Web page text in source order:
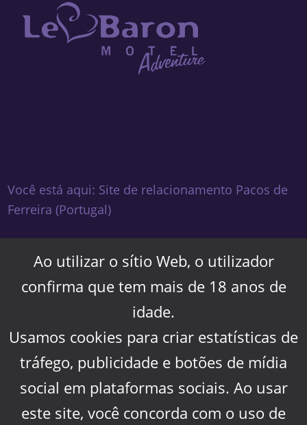
Ao utilizar o sítio Web, o utilizador
confirma que tem mais de 18 anos de
idade.
Usamos cookies para criar estatísticas de
tráfego, publicidade e botões de mídia
social em plataformas sociais. Ao usar
este site, você concorda com o uso de
Você está aqui: Site de relacionamento Pacos de
Ferreira (Portugal)